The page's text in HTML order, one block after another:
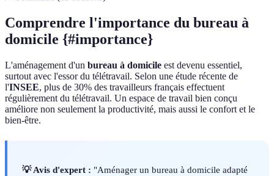
Comprendre l'importance du bureau à
domicile {#importance}
L'aménagement d'un bureau à domicile est devenu essentiel,
surtout avec l'essor du télétravail. Selon une étude récente de
l'INSEE, plus de 30% des travailleurs français effectuent
régulièrement du télétravail. Un espace de travail bien conçu
améliore non seulement la productivité, mais aussi le confort et le
bien-être.
💡 Avis d'expert : "Aménager un bureau à domicile adapté